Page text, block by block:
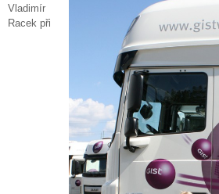
Vladimír
Racek při